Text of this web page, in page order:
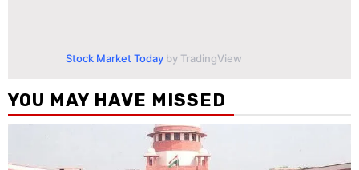
Stock Market Today by TradingView
YOU MAY HAVE MISSED